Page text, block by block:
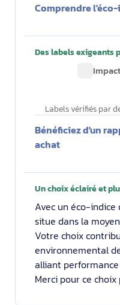
Comprendre
Des labels exigeants
Labels vérifiés par
Bénéficiez d'un
achat
Un choix éclairé et
Avec un éco-indice
situe dans la
Votre choix
environnemental
alliant
Merci pour ce